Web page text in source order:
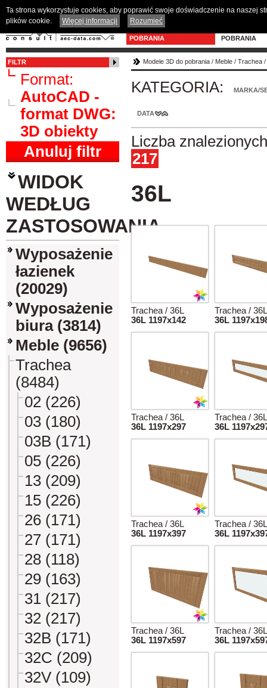
POBRANIA
POBRANIA
FILTR
Format:
AutoCAD -
format DWG:
3D obiekty
Anuluj filtr
WIDOK
WEDŁUG
ZASTOSOWANIA
Wyposażenie
łazienek
(20029)
Wyposażenie
biura (3814)
Meble (9656)
Trachea
(8484)
02 (226)
03 (180)
03B (171)
05 (226)
13 (209)
15 (226)
26 (171)
27 (171)
28 (118)
29 (163)
31 (217)
32 (217)
32B (171)
32C (209)
32V (109)
Modele 3D do pobrania / Meble / Trachea /
KATEGORIA: MARKA/
DATA
Liczba
217
36L
Trachea / 36L
36L 1197x142
Trachea / 36L
36L
Trachea / 36L
36L 1197x297
Trachea / 36L
36L
Trachea / 36L
36L 1197x397
Trachea / 36L
36L
Trachea / 36L
36L 1197x597
Trachea / 36L
36L
Ta strona wykorzystuje cookies, aby poprawić swoje doświadczenie na naszej
plików cookie.
Więcej informacji Rozumieć